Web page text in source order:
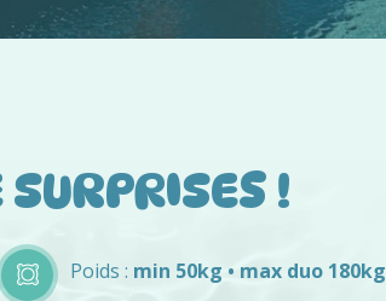
!
Poids : min 50kg • max duo 180kg